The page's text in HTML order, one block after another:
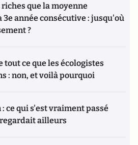
que la moyenne
année consécutive : jusqu'où
?
tout ce que les écologistes
: non, et voilà pourquoi
ce qui s'est vraiment passé
ailleurs